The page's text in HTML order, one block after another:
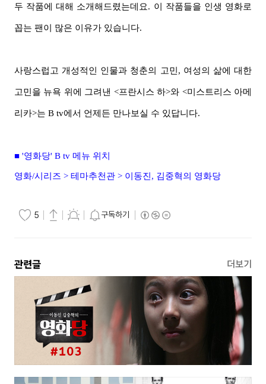
두 작품에 대해 소개해드렸는데요. 이 작품들을 인생 영화로
꼽는 팬이 많은 이유가 있습니다.
사랑스럽고 개성적인 인물과 청춘의 고민, 여성의 삶에 대한
고민을 뉴욕 위에 그려낸 <프란시스 하>와 <미스트리스 아메
리카>는 B tv에서 언제든 만나보실 수 있답니다.
■ '영화당' B tv 메뉴 위치
영화/시리즈 > 테마추천관 > 이동진, 김중혁의 영화당
5 구독하기
관련글 더보기